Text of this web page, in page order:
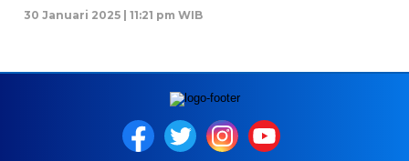
30 Januari 2025 | 11:21 pm WIB